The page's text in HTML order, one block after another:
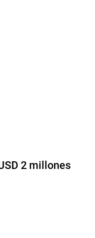
2 millones